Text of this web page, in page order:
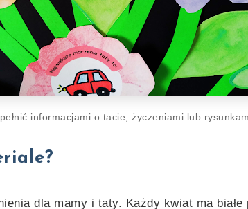
informacjami o tacie, życzeniami lub
dla mamy i taty. Każdy kwiat ma